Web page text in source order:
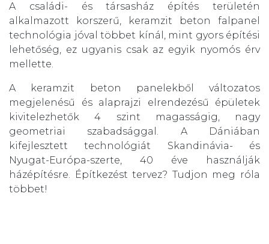
A családi- és társasház építés területén
alkalmazott korszerű, keramzit beton falpanel
technológia jóval többet kínál, mint gyors építési
lehetőség, ez ugyanis csak az egyik nyomós érv
mellette.
A keramzit beton panelekből változatos
megjelenésű és alaprajzi elrendezésű épületek
kivitelezhetők 4 szint magasságig, nagy
geometriai szabadsággal. A Dániában
kifejlesztett technológiát Skandinávia- és
Nyugat-Európa-szerte, 40 éve használják
házépítésre. Építkezést tervez? Tudjon meg róla
többet!